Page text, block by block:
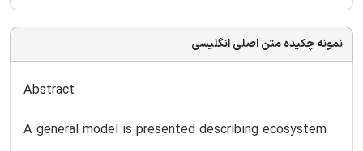
نمونه چکیده متن اصلی انگلیسی
Abstract
A general model is presented describing ecosystem